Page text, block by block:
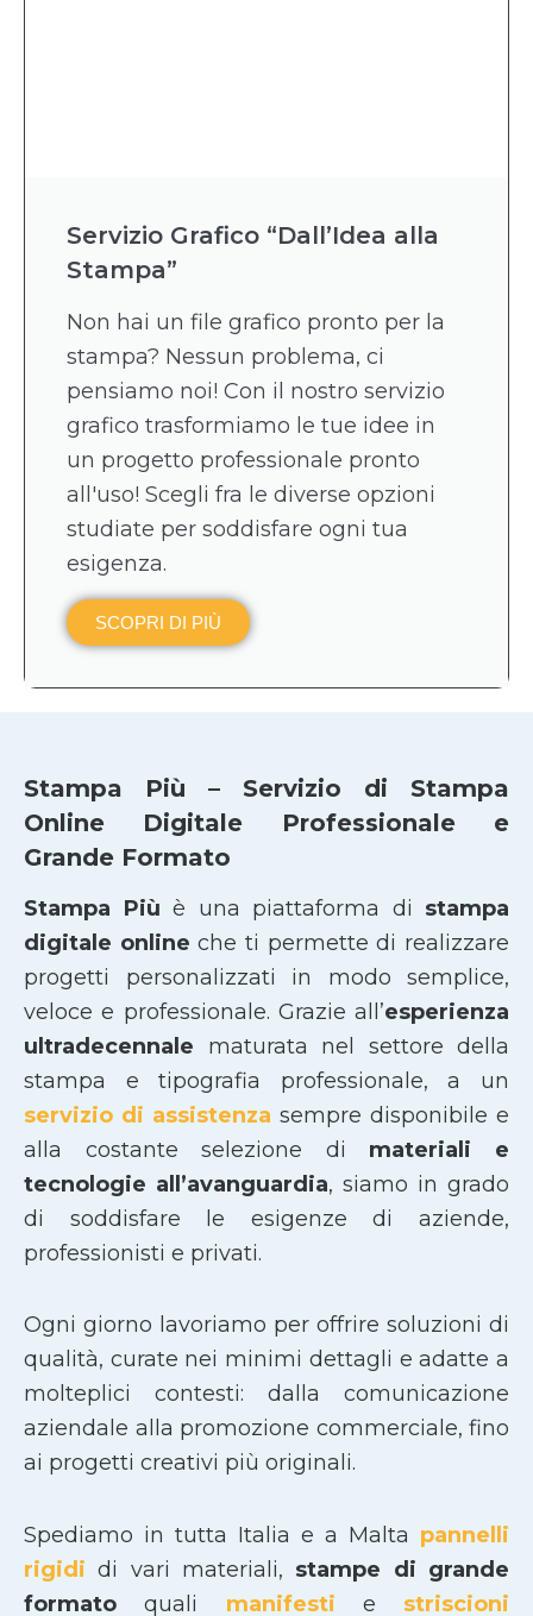
Servizio Grafico “Dall’Idea alla
Stampa”
Non hai un file grafico pronto per la
stampa? Nessun problema, ci
pensiamo noi! Con il nostro servizio
grafico trasformiamo le tue idee in
un progetto professionale pronto
all'uso! Scegli fra le diverse opzioni
studiate per soddisfare ogni tua
esigenza.
SCOPRI DI PIÙ
Stampa Più – Servizio di Stampa
Online Digitale Professionale e
Grande Formato
Stampa Più è una piattaforma di stampa
digitale online che ti permette di realizzare
progetti personalizzati in modo semplice,
veloce e professionale. Grazie all’esperienza
ultradecennale maturata nel settore della
stampa e tipografia professionale, a un
servizio di assistenza sempre disponibile e
alla costante selezione di materiali e
tecnologie all’avanguardia, siamo in grado
di soddisfare le esigenze di aziende,
professionisti e privati.
Ogni giorno lavoriamo per offrire soluzioni di
qualità, curate nei minimi dettagli e adatte a
molteplici contesti: dalla comunicazione
aziendale alla promozione commerciale, fino
ai progetti creativi più originali.
Spediamo in tutta Italia e a Malta pannelli
rigididi vari materiali, stampe di grande
formatoquali manifesti e striscioni